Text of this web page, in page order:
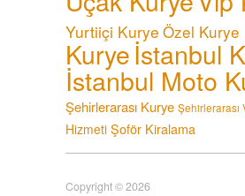
Yurtiiçi Kurye Özel Kurye
Kuryeİstanbul
İstanbul Moto
Şehirlerarası Kurye Şehirlerarası
Hizmeti Şoför Kiralama
Copyright © 2026